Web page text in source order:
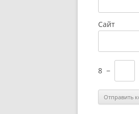
Сайт
8 −